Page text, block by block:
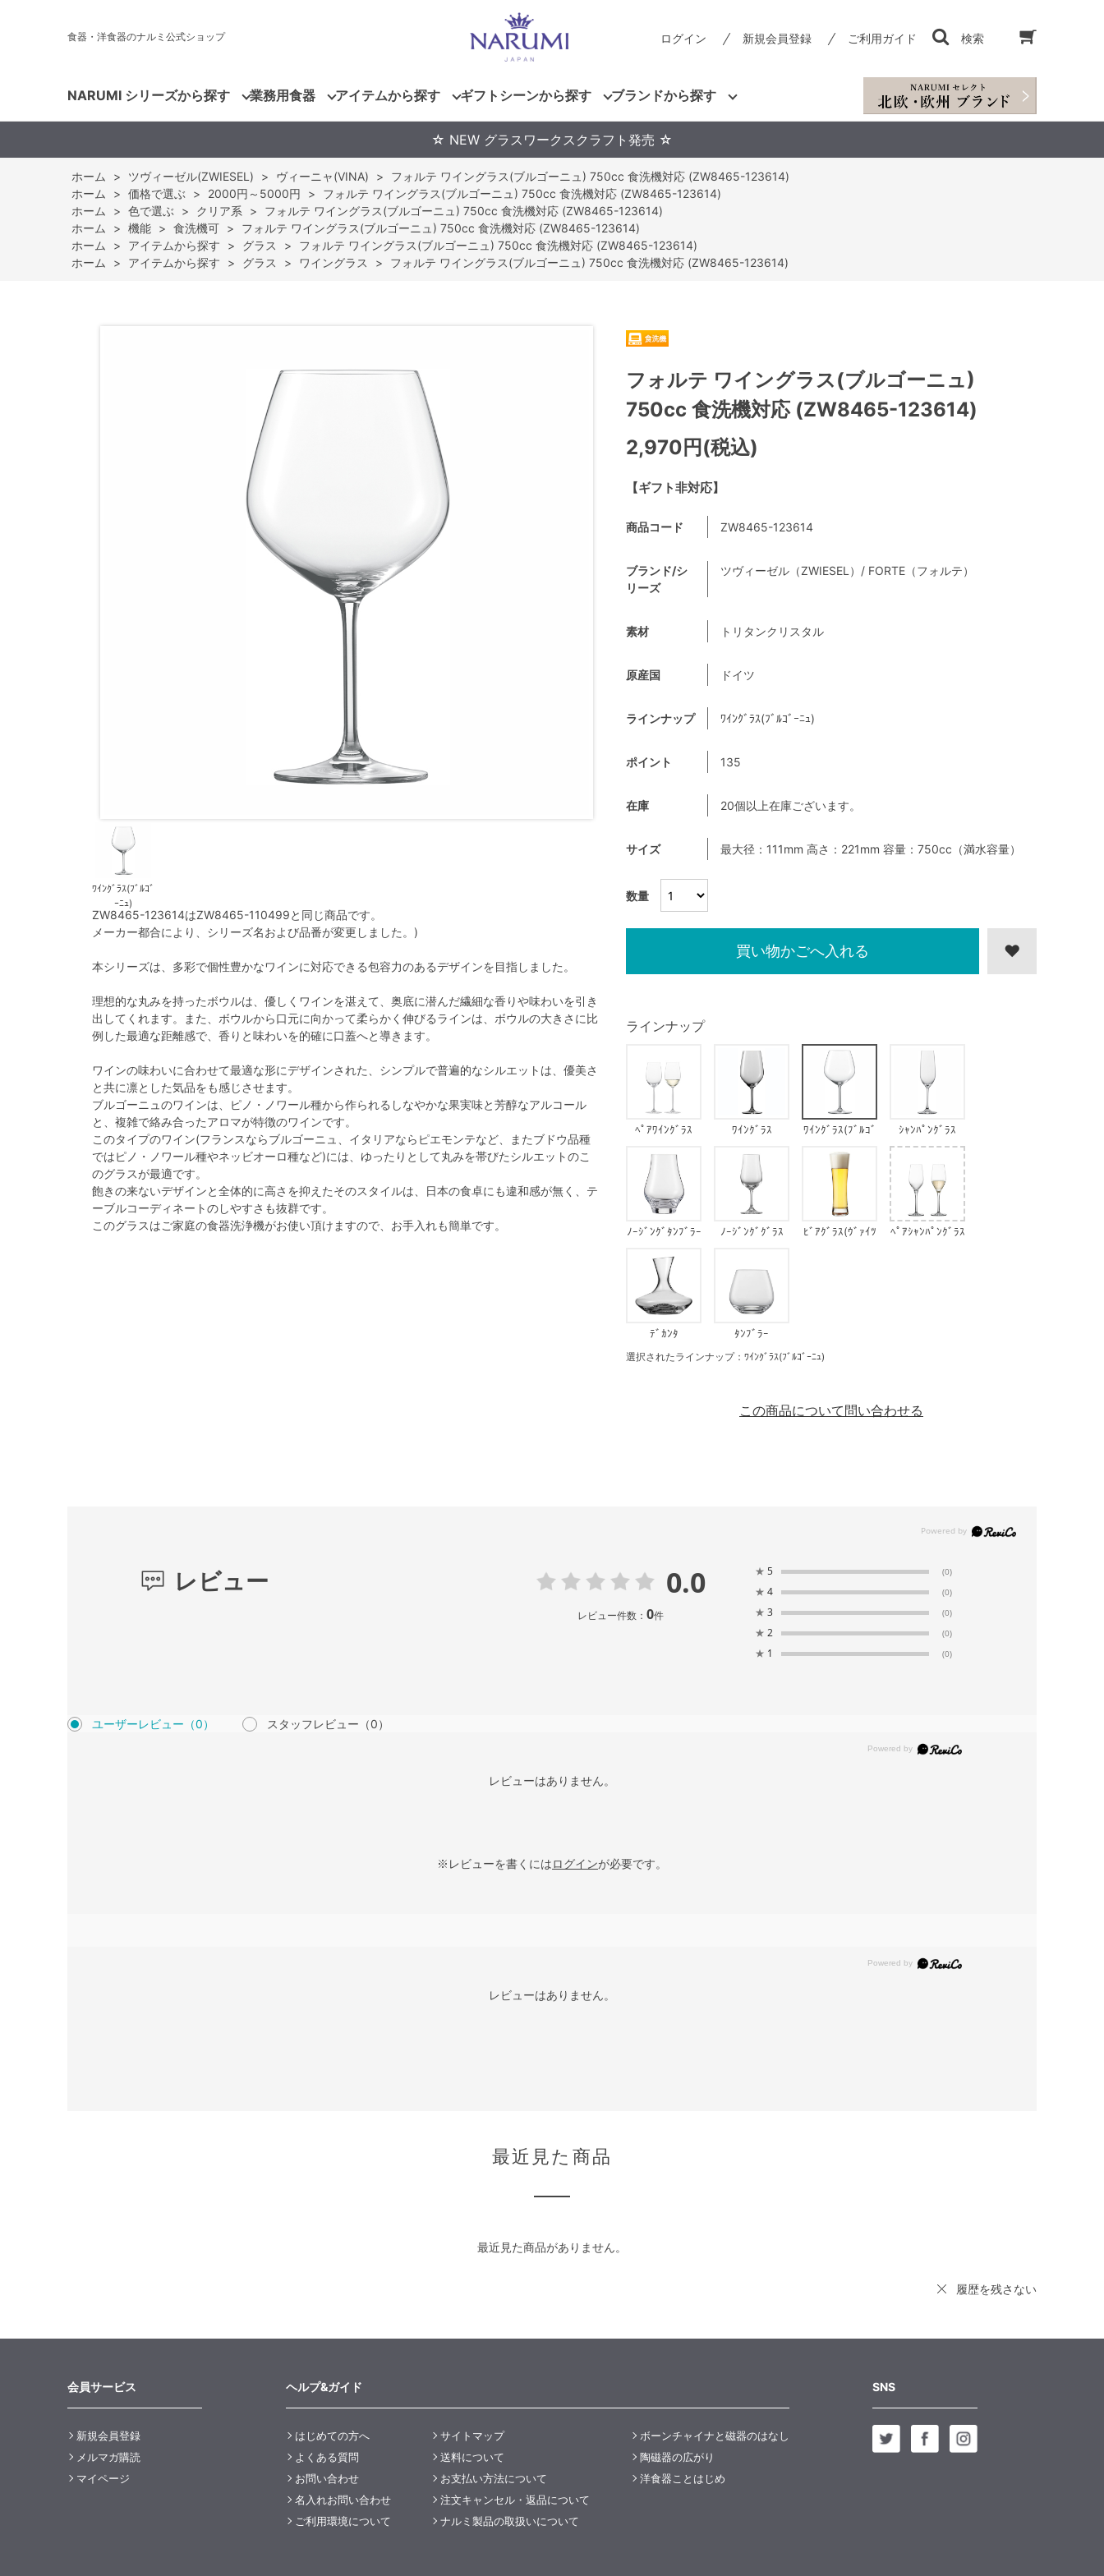
食器・洋食器のナルミ公式ショップ ログイン 新規会員登録 ご利用ガイド 検索
NARUMI シリーズから探す 業務用食器 アイテムから探す ギフトシーンから探す ブランドから探す
☆ NEW グラスワークスクラフト発売 ☆
ホーム > ツヴィーゼル(ZWIESEL) > ヴィーニャ(VINA) >
フォルテ ワイングラス(ブルゴーニュ) 750cc 食洗機対応 (ZW8465-123614)
ホーム
> 価格で選ぶ > 2000円～5000円 >
フォルテ ワイングラス(ブルゴーニュ) 750cc 食洗機対応 (ZW8465-123614)
ホーム
> 色で選ぶ > クリア系 >
フォルテ ワイングラス(ブルゴーニュ) 750cc 食洗機対応 (ZW8465-123614)
ホーム
> 機能 > 食洗機可 >
フォルテ ワイングラス(ブルゴーニュ) 750cc 食洗機対応 (ZW8465-123614)
ホーム
> アイテムから探す > グラス >
フォルテ ワイングラス(ブルゴーニュ) 750cc 食洗機対応 (ZW8465-123614)
ホーム
> アイテムから探す > グラス > ワイングラス > フォルテ ワイングラス(ブルゴーニュ) 750cc 食洗機対応 (ZW8465-123614)
ﾜｲﾝｸﾞﾗｽ(ﾌﾞﾙｺﾞ
ｰﾆｭ)
ZW8465-123614はZW8465-110499と同じ商品です。
メーカー都合により、シリーズ名および品番が変更しました。)
本シリーズは、多彩で個性豊かなワインに対応できる包容力のあるデザインを目指しました。
理想的な丸みを持ったボウルは、優しくワインを湛えて、奥底に潜んだ繊細な香りや味わいを引き
出してくれます。また、ボウルから口元に向かって柔らかく伸びるラインは、ボウルの大きさに比
例した最適な距離感で、香りと味わいを的確に口蓋へと導きます。
ワインの味わいに合わせて最適な形にデザインされた、シンプルで普遍的なシルエットは、優美さ
と共に凛とした気品をも感じさせます。
ブルゴーニュのワインは、ピノ・ノワール種から作られるしなやかな果実味と芳醇なアルコール
と、複雑で絡み合ったアロマが特徴のワインです。
このタイプのワイン(フランスならブルゴーニュ、イタリアならピエモンテなど、またブドウ品種
ではピノ・ノワール種やネッビオーロ種など)には、ゆったりとして丸みを帯びたシルエットのこ
のグラスが最適です。
飽きの来ないデザインと全体的に高さを抑えたそのスタイルは、日本の食卓にも違和感が無く、テ
ーブルコーディネートのしやすさも抜群です。
このグラスはご家庭の食器洗浄機がお使い頂けますので、お手入れも簡単です。
【ギフト非対応】
フォルテ ワイングラス(ブルゴーニュ)
750cc 食洗機対応 (ZW8465-123614)
2,970円(税込)
数量
商品コード ZW8465-123614
ブランド/シ
リーズ
ツヴィーゼル（ZWIESEL）/ FORTE（フォルテ）
素材 トリタンクリスタル
原産国 ドイツ
ラインナップ ﾜｲﾝｸﾞﾗｽ(ﾌﾞﾙｺﾞｰﾆｭ)
ポイント 135
在庫 20個以上在庫ございます。
サイズ 最大径：111mm 高さ：221mm 容量：750cc（満水容量）
ラインナップ
ﾍﾟｱﾜｲﾝｸﾞﾗｽ
ﾜｲﾝｸﾞﾗｽ
ﾜｲﾝｸﾞﾗｽ(ﾌﾞﾙｺﾞ
ｼｬﾝﾊﾟﾝｸﾞﾗｽ
ﾉｰｼﾞﾝｸﾞﾀﾝﾌﾞﾗｰ ﾉｰｼﾞﾝｸﾞｸﾞﾗｽ
ﾋﾞｱｸﾞﾗｽ(ｳﾞｧｲﾂ
ﾍﾟｱｼｬﾝﾊﾟﾝｸﾞﾗｽ
ﾃﾞｶﾝﾀ ﾀﾝﾌﾞﾗｰ
選択されたラインナップ：ﾜｲﾝｸﾞﾗｽ(ﾌﾞﾙｺﾞｰﾆｭ)
買い物かごへ入れる
この商品について問い合わせる
レビュー 0.0
レビュー件数： 0件
★ 5 (0)
★ 4 (0)
★ 3 (0)
★ 2 (0)
★ 1 (0)
ユーザーレビュー （0） スタッフレビュー （0）
レビューはありません。
※レビューを書くにはログインが必要です。
レビューはありません。
最近見た商品
最近見た商品がありません。
履歴を残さない
会員サービス
新規会員登録
メルマガ購読
マイページ
ヘルプ&ガイド
はじめての方へ
よくある質問
お問い合わせ
名入れお問い合わせ
ご利用環境について
サイトマップ
送料について
お支払い方法について
注文キャンセル・返品について
ナルミ製品の取扱いについて
ボーンチャイナと磁器のはなし
陶磁器の広がり
洋食器ことはじめ
SNS